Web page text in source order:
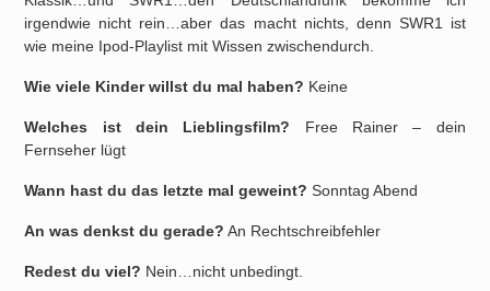
irgendwie nicht rein…aber das macht nichts, denn SWR1 ist
wie meine Ipod-Playlist mit Wissen zwischendurch.
Wie viele Kinder willst du mal haben? Keine
Welches ist dein Lieblingsfilm? Free Rainer – dein
Fernseher lügt
Wann hast du das letzte mal geweint? Sonntag Abend
An was denkst du gerade? An Rechtschreibfehler
Redest du viel? Nein…nicht unbedingt.